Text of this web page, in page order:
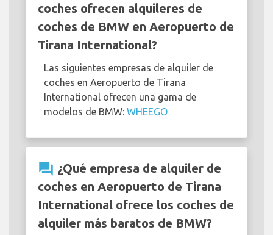
coches ofrecen alquileres de
coches de BMW en Aeropuerto de
Tirana International?
Las siguientes empresas de alquiler de
coches en Aeropuerto de Tirana
International ofrecen una gama de
modelos de BMW: WHEEGO
question_answer ¿Qué empresa de alquiler de
coches en Aeropuerto de Tirana
International ofrece los coches de
alquiler más baratos de BMW?